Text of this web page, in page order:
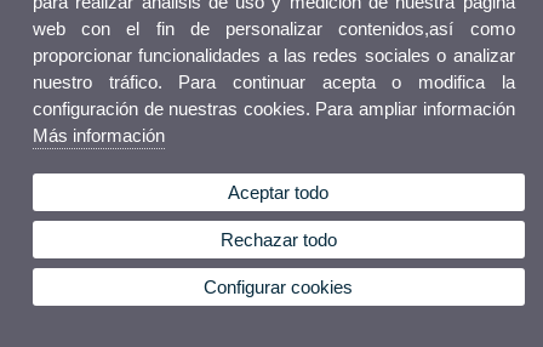
web con el fin de personalizar contenidos,así como
proporcionar funcionalidades a las redes sociales o analizar
nuestro tráfico. Para continuar acepta o modifica la
configuración de nuestras cookies. Para ampliar información
Más información
Aceptar todo
Rechazar todo
Configurar cookies